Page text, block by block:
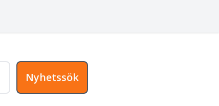
Nyhetssök